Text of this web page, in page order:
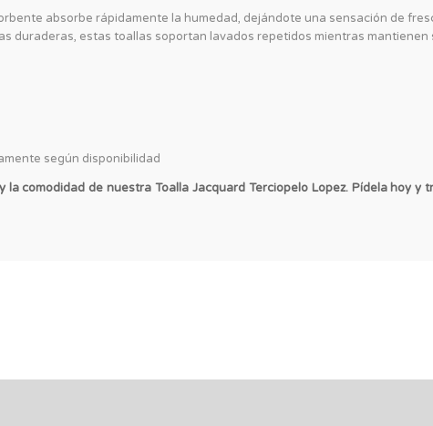
absorbe rápidamente la humedad, dejándote una sensación de
duraderas, estas toallas soportan lavados repetidos mientras mantienen
según disponibilidad
comodidad de nuestra Toalla Jacquard Terciopelo Lopez. Pídela hoy